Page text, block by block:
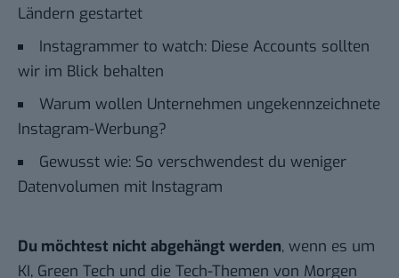
Ländern gestartet
Instagrammer to watch: Diese Accounts sollten
wir im Blick behalten
Warum wollen Unternehmen ungekennzeichnete
Instagram-Werbung?
Gewusst wie: So verschwendest du weniger
Datenvolumen mit Instagram
Du möchtest nicht abgehängt werden, wenn es um
KI, Green Tech und die Tech-Themen von Morgen